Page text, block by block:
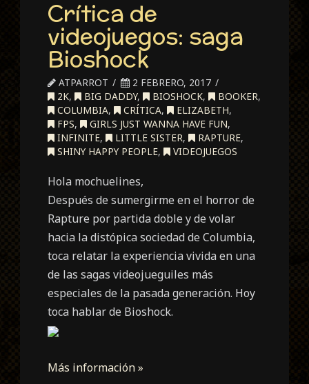
Crítica de
videojuegos: saga
Bioshock
ATPARROT
2 FEBRERO, 2017
2K, BIG DADDY, BIOSHOCK, BOOKER,
COLUMBIA, CRÍTICA, ELIZABETH,
FPS, GIRLS JUST WANNA HAVE FUN,
INFINITE, LITTLE SISTER, RAPTURE,
SHINY HAPPY PEOPLE, VIDEOJUEGOS
Hola mochuelines,
Después de sumergirme en el horror de
Rapture por partida doble y de volar
hacia la distópica sociedad de Columbia,
toca relatar la experiencia vivida en una
de las sagas videojueguiles más
especiales de la pasada generación. Hoy
toca hablar de Bioshock.
Más información »